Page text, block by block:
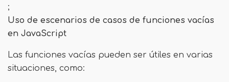
;
Uso de escenarios de casos de funciones vacías
en JavaScript
Las funciones vacías pueden ser útiles en varias
situaciones, como: